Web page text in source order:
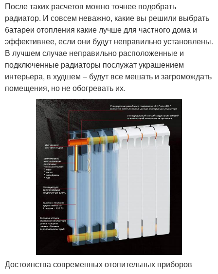
После таких расчетов можно точнее подобрать
радиатор. И совсем неважно, какие вы решили выбрать
батареи отопления какие лучше для частного дома и
эффективнее, если они будут неправильно установлены.
В лучшем случае неправильно расположенные и
подключенные радиаторы послужат украшением
интерьера, в худшем – будут все мешать и загромождать
помещения, но не обогревать их.
Достоинства современных отопительных приборов